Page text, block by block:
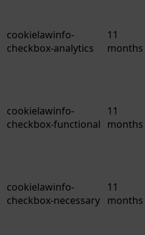
cookielawinfo-
checkbox-analytics
11
months
cookielawinfo-
checkbox-functional
11
months
cookielawinfo-
checkbox-necessary
11
months